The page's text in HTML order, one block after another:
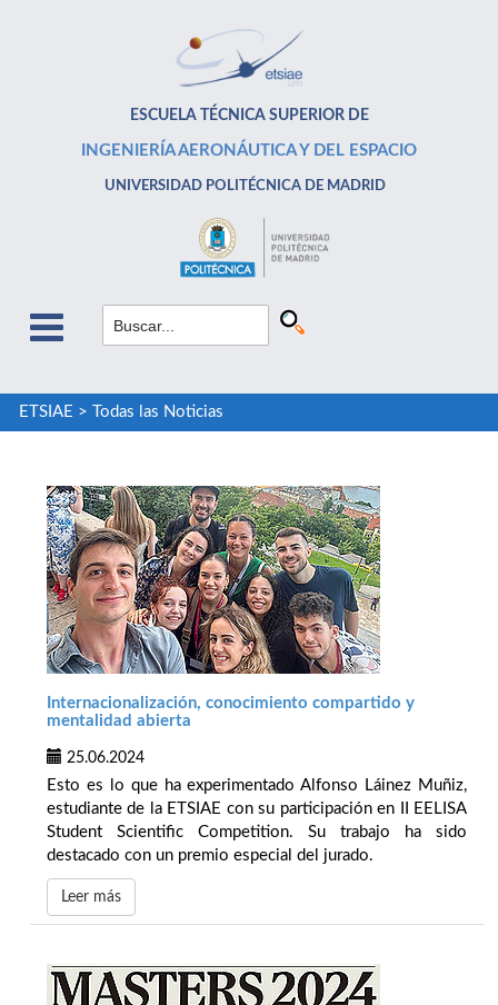
ESCUELA TÉCNICA SUPERIOR DE
INGENIERÍA AERONÁUTICA Y DEL ESPACIO
UNIVERSIDAD POLITÉCNICA DE MADRID
ETSIAE > Todas las Noticias
Internacionalización, conocimiento compartido y
mentalidad abierta
25.06.2024
Esto es lo que ha experimentado Alfonso Láinez Muñiz,
estudiante de la ETSIAE con su participación en II EELISA
Student Scientific Competition. Su trabajo ha sido
destacado con un premio especial del jurado.
Leer más